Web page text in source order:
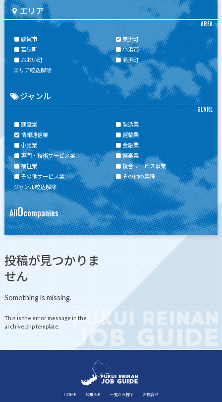
エリア
AREA
敦賀市
美浜町
若狭町
小浜市
おおい町
高浜町
エリア絞込解除
ジャンル
GENRE
建設業
製造業
情報通信業
運輸業
小売業
金融業
専門・技術サービス業
娯楽業
福祉業
複合サービス事業
その他サービス業
その他の業種
ジャンル絞込解除
All0companies
投稿が見つかりま
せん
Something is missing.
This is the error message in the
archive.php template.
HOME お知らせ 一覧から探す お問合せ